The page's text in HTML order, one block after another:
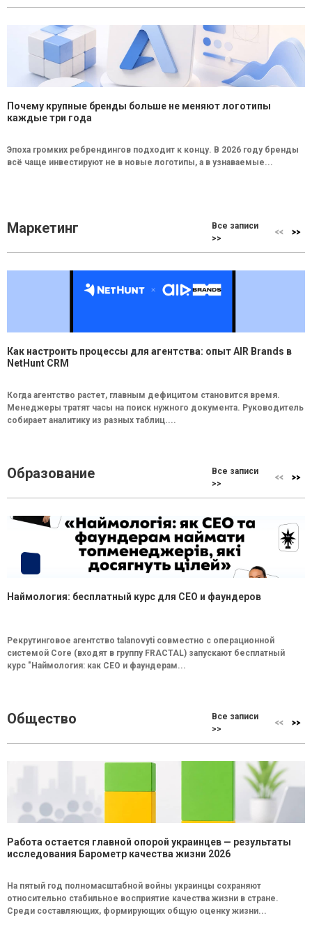
Почему крупные бренды больше не меняют логотипы
каждые три года
Эпоха громких ребрендингов подходит к концу. В 2026 году бренды
всё чаще инвестируют не в новые логотипы, а в узнаваемые...
Маркетинг
Все записи
>>
Как настроить процессы для агентства: опыт AIR Brands в
NetHunt CRM
Когда агентство растет, главным дефицитом становится время.
Менеджеры тратят часы на поиск нужного документа. Руководитель
собирает аналитику из разных таблиц....
Образование
Все записи
>>
Наймология: бесплатный курс для CEO и фаундеров
Рекрутинговое агентство talanovyti совместно с операционной
системой Core (входят в группу FRACTAL) запускают бесплатный
курс "Наймология: как СEO и фаундерам...
Общество
Все записи
>>
Работа остается главной опорой украинцев — результаты
исследования Барометр качества жизни 2026
На пятый год полномасштабной войны украинцы сохраняют
относительно стабильное восприятие качества жизни в стране.
Среди составляющих, формирующих общую оценку жизни...